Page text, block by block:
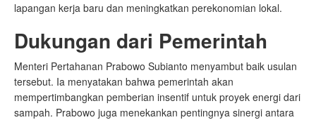
lapangan kerja baru dan meningkatkan perekonomian lokal.
Dukungan dari Pemerintah
Menteri Pertahanan Prabowo Subianto menyambut baik usulan
tersebut. Ia menyatakan bahwa pemerintah akan
mempertimbangkan pemberian insentif untuk proyek energi dari
sampah. Prabowo juga menekankan pentingnya sinergi antara